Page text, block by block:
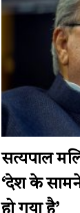
सत्यपाल
‘देश के